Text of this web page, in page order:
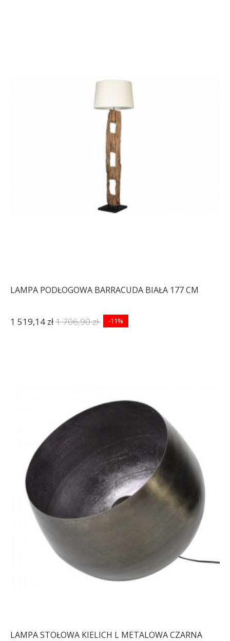
LAMPA PODŁOGOWA BARRACUDA BIAŁA 177 CM
1 519,14 zł1 706,90 zł -11%
LAMPA STOŁOWA KIELICH L METALOWA CZARNA